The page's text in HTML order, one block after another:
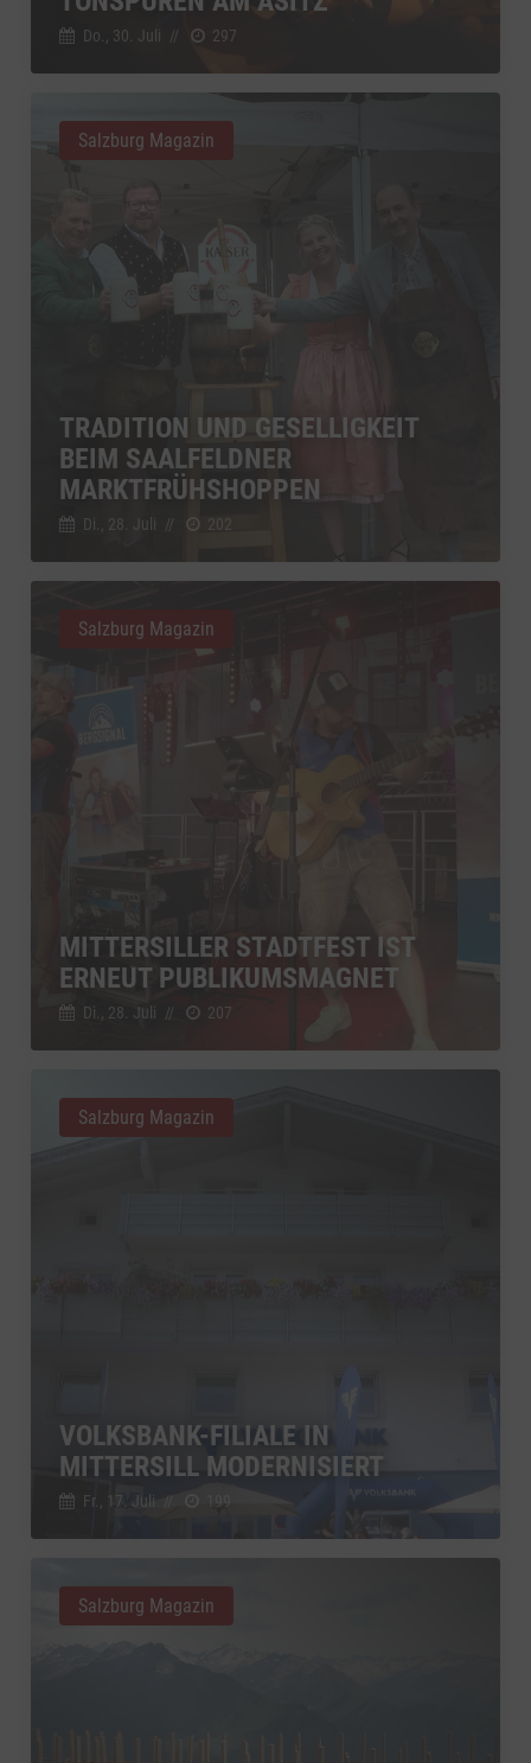
Do., 30. Juli // 297
TRADITION UND GESELLIGKEIT
BEIM SAALFELDNER
MARKTFRÜHSHOPPEN
Di., 28. Juli // 202
Salzburg Magazin
MITTERSILLER STADTFEST IST
ERNEUT PUBLIKUMSMAGNET
Di., 28. Juli // 207
Salzburg Magazin
VOLKSBANK-FILIALE IN
MITTERSILL MODERNISIERT
Fr., 17. Juli // 199
Salzburg Magazin
Salzburg Magazin